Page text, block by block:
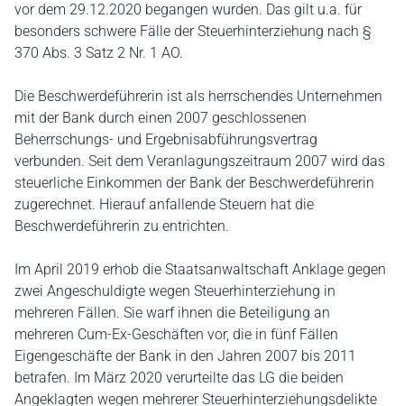
vor dem 29.12.2020 begangen wurden. Das gilt u.a. für
besonders schwere Fälle der Steuerhinterziehung nach §
370 Abs. 3 Satz 2 Nr. 1 AO.
Die Beschwerdeführerin ist als herrschendes Unternehmen
mit der Bank durch einen 2007 geschlossenen
Beherrschungs- und Ergebnisabführungsvertrag
verbunden. Seit dem Veranlagungszeitraum 2007 wird das
steuerliche Einkommen der Bank der Beschwerdeführerin
zugerechnet. Hierauf anfallende Steuern hat die
Beschwerdeführerin zu entrichten.
Im April 2019 erhob die Staatsanwaltschaft Anklage gegen
zwei Angeschuldigte wegen Steuerhinterziehung in
mehreren Fällen. Sie warf ihnen die Beteiligung an
mehreren Cum-Ex-Geschäften vor, die in fünf Fällen
Eigengeschäfte der Bank in den Jahren 2007 bis 2011
betrafen. Im März 2020 verurteilte das LG die beiden
Angeklagten wegen mehrerer Steuerhinterziehungsdelikte